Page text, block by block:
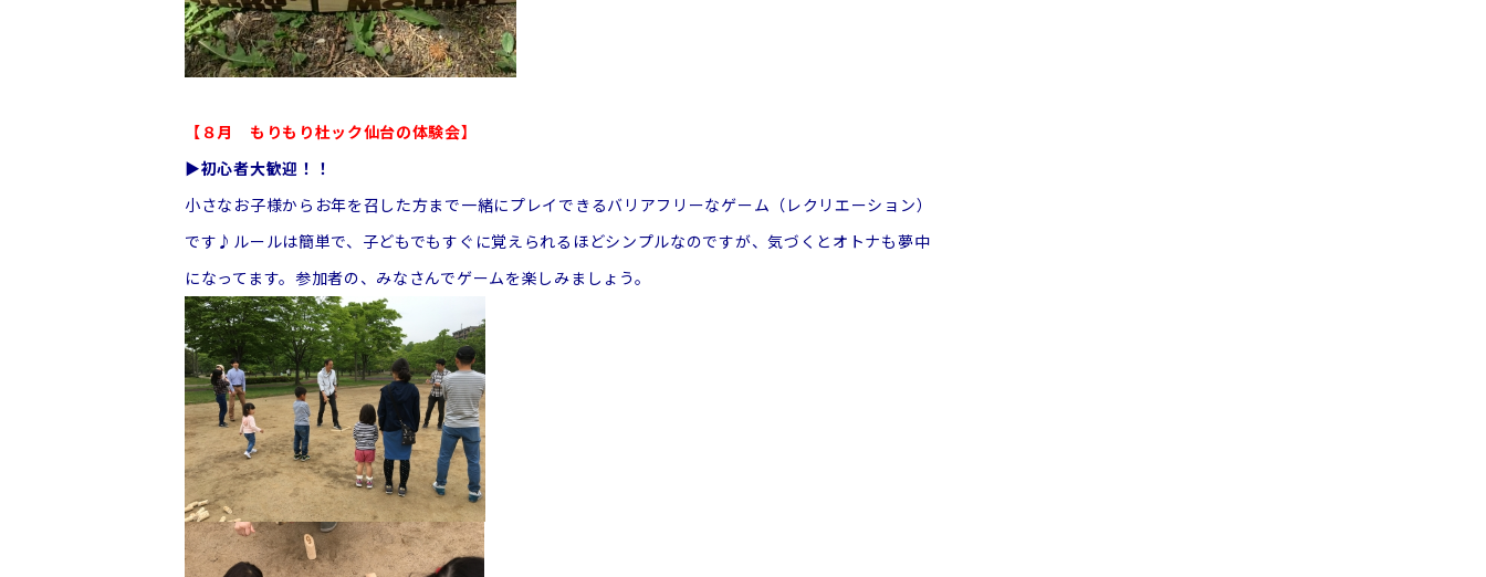
【８月 もりもり杜ック仙台の体験会】
▶初心者大歓迎！！
小さなお子様からお年を召した方まで一緒にプレイできるバリアフリーなゲーム（レクリエーション）
です♪ルールは簡単で、子どもでもすぐに覚えられるほどシンプルなのですが、気づくとオトナも夢中
になってます。参加者の、みなさんでゲームを楽しみましょう。